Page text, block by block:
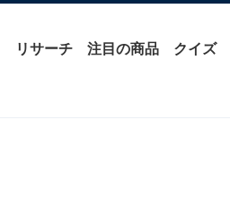
リサーチ 注目の商品 クイズ